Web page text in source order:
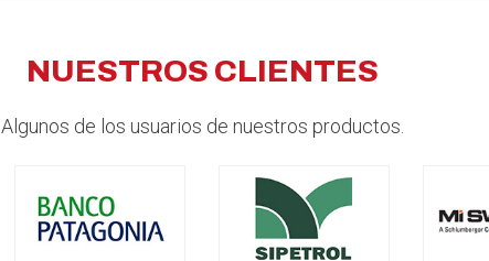
NUESTROS CLIENTES
Algunos de los usuarios de nuestros productos.